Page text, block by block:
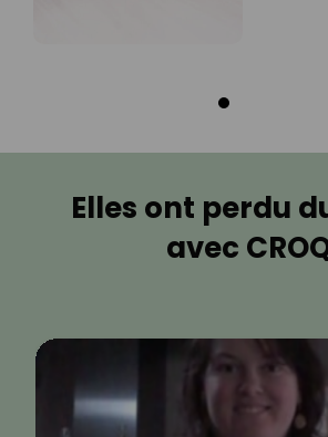
Elles ont perdu
avec